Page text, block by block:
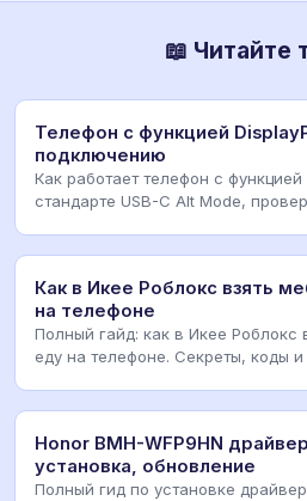
📖 Читайте
Телефон с функцией
подключению
Как работает телефон с функцией
стандарте USB-C Alt Mode,
Как в Икее Роблокс взять
на телефоне
Полный гайд: как в Икее Роблокс
еду на телефоне. Секреты, коды
Honor BMH-WFP9HN
установка, обновление
Полный гид по установке